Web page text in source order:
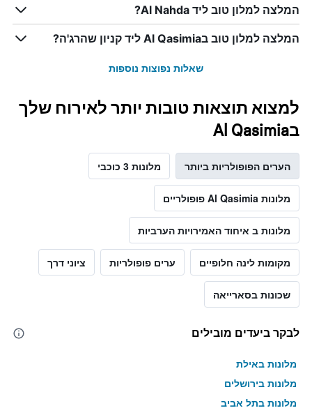
המלצה למלון טוב ליד Al Nahda?
המלצה למלון טוב בAl Qasimia ליד קניון שהרג'ה?
שאלות נפוצות נוספות
למצוא תוצאות טובות יותר לאירוח שלך
בAl Qasimia
הערים הפופולריות ביותר מלונות 3 כוכבי
מלונות Al Qasimia פופולריים
מלונות ב איחוד האמירויות הערביות
מקומות לינה חלופיים ערים פופולריות ציוני דרך
שכונות בסארייאה
לבקר ביעדים מובילים
מלונות באילת
מלונות בירושלים
מלונות בתל אביב